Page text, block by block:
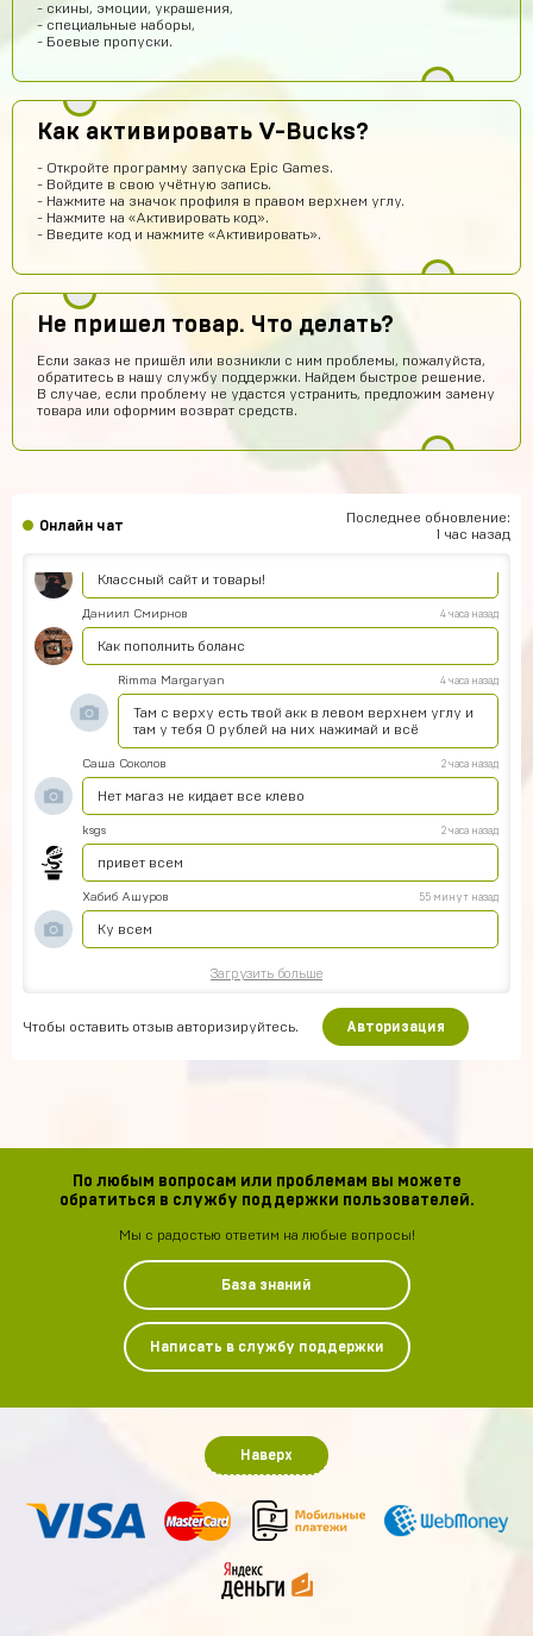
- скины, эмоции, украшения,
- специальные наборы,
- Боевые пропуски.
Как активировать V-Bucks?
- Откройте программу запуска Epic Games.
- Войдите в свою учётную запись.
- Нажмите на значок профиля в правом верхнем углу.
- Нажмите на «Активировать код».
- Введите код и нажмите «Активировать».
Не пришел товар. Что делать?
Если заказ не пришёл или возникли с ним проблемы, пожалуйста,
обратитесь в нашу службу поддержки. Найдем быстрое решение.
В случае, если проблему не удастся устранить, предложим замену
товара или оформим возврат средств.
Онлайн чат
Последнее обновление:
1 час назад
Лёша Бикметов
привет ЕСЛИ МЫ ВИДЕТЕ МЕНЯ ТО ЭТО НЕ БОТ
Pizdavam 9 часов назад
Помогите пж я ввёл не правильный эмаил но за аккаунт
уже заплатил подскажите что делать?
Техническая поддержка
Обратитесь к нам в поддержку по контактам,
представленным на сайте. Вам обязательно
помогут получить заказ.
ЕК
Егор Карачев
Топ сайт!
Илья Чупраков 7 часов назад
Классный сайт и товары!
Даниил Смирнов 4 часа назад
Как пополнить боланс
Rimma Margaryan 4 часа назад
Там с верху есть твой акк в левом верхнем углу и
там у тебя 0 рублей на них нажимай и всё
Саша Соколов 2 часа назад
Нет магаз не кидает все клево
ksgs 2 часа назад
привет всем
Хабиб Ашуров 55 минут назад
Ку всем
Загрузить больше
Чтобы оставить отзыв авторизируйтесь. Авторизация
По любым вопросам или проблемам вы можете
обратиться в службу поддержки пользователей.
Мы с радостью ответим на любые вопросы!
База знаний
Написать в службу поддержки
Наверх